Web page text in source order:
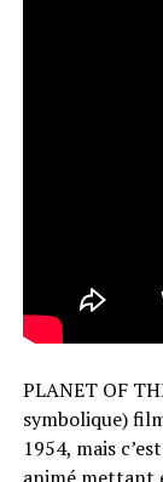
PLANET OF
symbolique)
1954, mais